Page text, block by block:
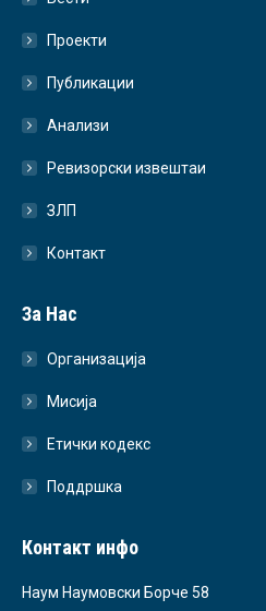
Проекти
Публикации
Анализи
Ревизорски извештаи
ЗЛП
Контакт
За Нас
Организација
Мисија
Етички кодекс
Поддршка
Контакт инфо
Наум Наумовски Борче 58